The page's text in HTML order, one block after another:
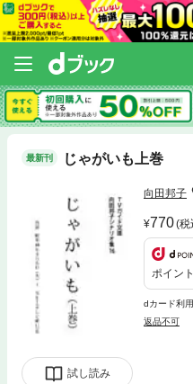
最新刊 じゃがいも上巻
試し読み
向田邦子
770(税
ポイン
dカード利
返品不可